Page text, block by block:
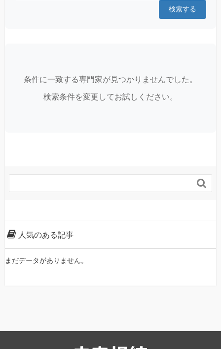
検索する
条件に一致する専門家が見つかりませんでした。
検索条件を変更してお試しください。

人気のある記事
まだデータがありません。